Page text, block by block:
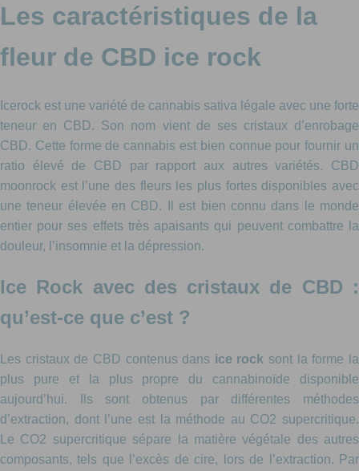
Les caractéristiques de la
fleur de CBD ice rock
Icerock est une variété de cannabis sativa légale avec une forte
teneur en CBD. Son nom vient de ses cristaux d’enrobage
CBD. Cette forme de cannabis est bien connue pour fournir un
ratio élevé de CBD par rapport aux autres variétés. CBD
moonrock est l’une des fleurs les plus fortes disponibles avec
une teneur élevée en CBD. Il est bien connu dans le monde
entier pour ses effets très apaisants qui peuvent combattre la
douleur, l’insomnie et la dépression.
Ice Rock avec des cristaux de CBD :
qu’est-ce que c’est ?
Les cristaux de CBD contenus dans ice rock sont la forme la
plus pure et la plus propre du cannabinoïde disponible
aujourd’hui. Ils sont obtenus par différentes méthodes
d’extraction, dont l’une est la méthode au CO2 supercritique.
Le CO2 supercritique sépare la matière végétale des autres
composants, tels que l’excès de cire, lors de l’extraction. Par